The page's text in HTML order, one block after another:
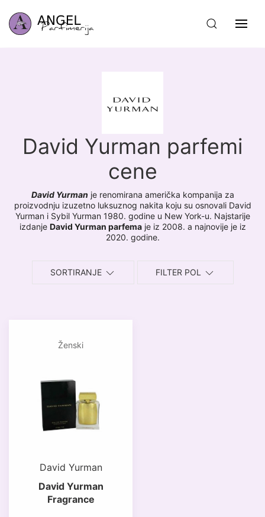
David Yurman parfemi
cene
David Yurman je renomirana američka kompanija za
proizvodnju izuzetno luksuznog nakita koju su osnovali David
Yurman i Sybil Yurman 1980. godine u New York-u. Najstarije
izdanje David Yurman parfemaje iz 2008. a najnovije je iz
2020. godine.
SORTIRANJE FILTER POL
Ženski
David Yurman
David Yurman
Fragrance